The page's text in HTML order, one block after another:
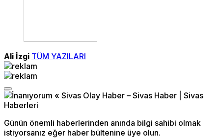
Ali İzgi TÜM YAZILARI
Günün önemli haberlerinden anında bilgi sahibi olmak
istiyorsanız eğer haber bültenine üye olun.